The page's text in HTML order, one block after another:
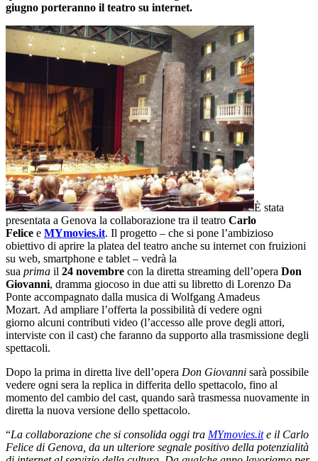
giugno porteranno il teatro su internet.
È stata
presentata a Genova la collaborazione tra il teatro Carlo
Felice e MYmovies.it. Il progetto – che si pone l’ambizioso
obiettivo di aprire la platea del teatro anche su internet con fruizioni
su web, smartphone e tablet – vedrà la
sua prima il 24 novembre con la diretta streaming dell’opera Don
Giovanni, dramma giocoso in due atti su libretto di Lorenzo Da
Ponte accompagnato dalla musica di Wolfgang Amadeus
Mozart. Ad ampliare l’offerta la possibilità di vedere ogni
giorno alcuni contributi video (l’accesso alle prove degli attori,
interviste con il cast) che faranno da supporto alla trasmissione degli
spettacoli.
Dopo la prima in diretta live dell’opera Don Giovanni sarà possibile
vedere ogni sera la replica in differita dello spettacolo, fino al
momento del cambio del cast, quando sarà trasmessa nuovamente in
diretta la nuova versione dello spettacolo.
“La collaborazione che si consolida oggi tra MYmovies.ite il Carlo
Felice di Genova, da un ulteriore segnale positivo della potenzialità